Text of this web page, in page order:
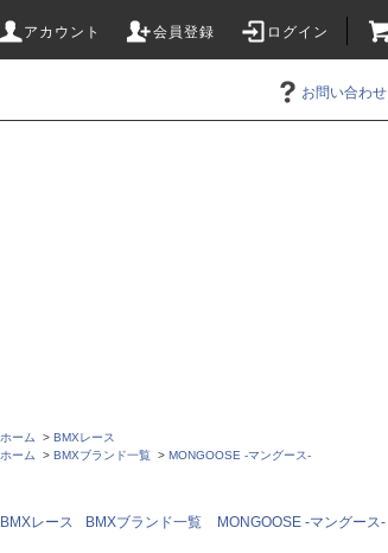
アカウント 会員登録 ログイン
お問い合わせ
ホーム > BMXレース
ホーム
> BMXブランド一覧 > MONGOOSE -マングース-
BMXレース BMXブランド一覧 MONGOOSE -マングース-